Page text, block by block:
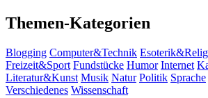
Themen-Kategorien
Blogging Computer&Technik
Freizeit&Sport Fundstücke Humor Internet
Literatur&Kunst Musik Natur Politik Sprache
Verschiedenes Wissenschaft